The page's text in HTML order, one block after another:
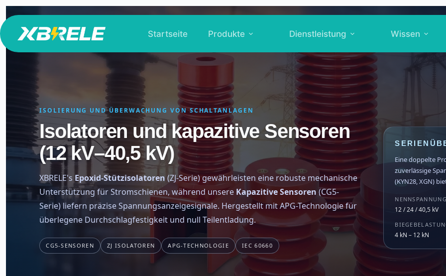
Zum
Inhalt
springen
Startseite Produkte Dienstleistung Wissen
ISOLIERUNG UND ÜBERWACHUNG VON SCHALTANLAGEN
Isolatoren und kapazitive Sensoren
(12 kV–40,5 kV)
XBRELE's Epoxid-Stützisolatoren (ZJ-Serie) gewährleisten eine robuste mechanische
Unterstützung für Stromschienen, während unsere Kapazitive Sensoren(CG5-
Serie) liefern präzise Spannungsanzeigesignale. Hergestellt mit APG-Technologie für
überlegene Durchschlagfestigkeit und null Teilentladung.
CG5-SENSOREN ZJ ISOLATOREN APG-TECHNOLOGIE IEC 60660
Eine doppelte
zuverlässige
(KYN28, XGN)
12 / 24 / 40,5 kV
4 kN – 12 kN